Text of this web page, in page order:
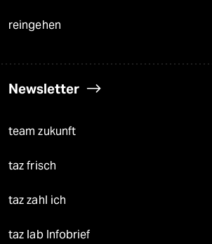
reingehen
Newsletter
team zukunft
taz frisch
taz zahl ich
taz lab Infobrief